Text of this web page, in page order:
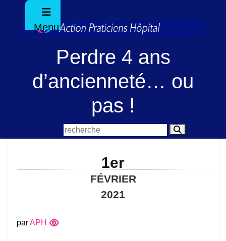
Menu
Perdre 4 ans
d’ancienneté… ou
pas !
1er
FÉVRIER
2021
parAPH